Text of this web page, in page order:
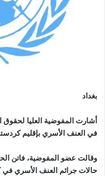
بغداد
أشارت المفوضية العليا لحقوق
في العنف الأسري بإقليم
وقالت عضو المفوضية، فاتن
حالات جرائم العنف الأسري في